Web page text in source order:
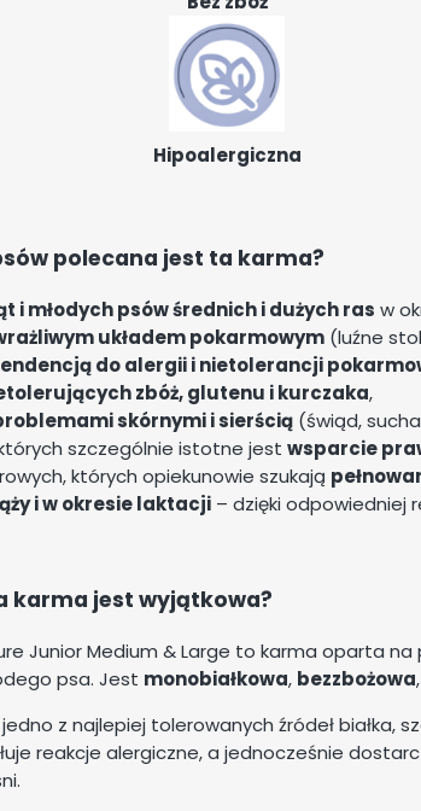
Hipoalergiczna
polecana jest ta karma?
i młodych psów średnich i dużych ras w
układem pokarmowym (luźne
do alergii i nietolerancji
zbóż, glutenu i kurczaka,
skórnymi i sierścią (świąd,
szczególnie istotne jestwsparcie
których opiekunowie szukają
i w okresie laktacji – dzięki odpowiedniej
karma jest wyjątkowa?
Junior Medium & Large to karma oparta
psa. Jest monobiałkowa, bezzbożowa,
z najlepiej tolerowanych źródeł białka,
reakcje alergiczne, a jednocześnie